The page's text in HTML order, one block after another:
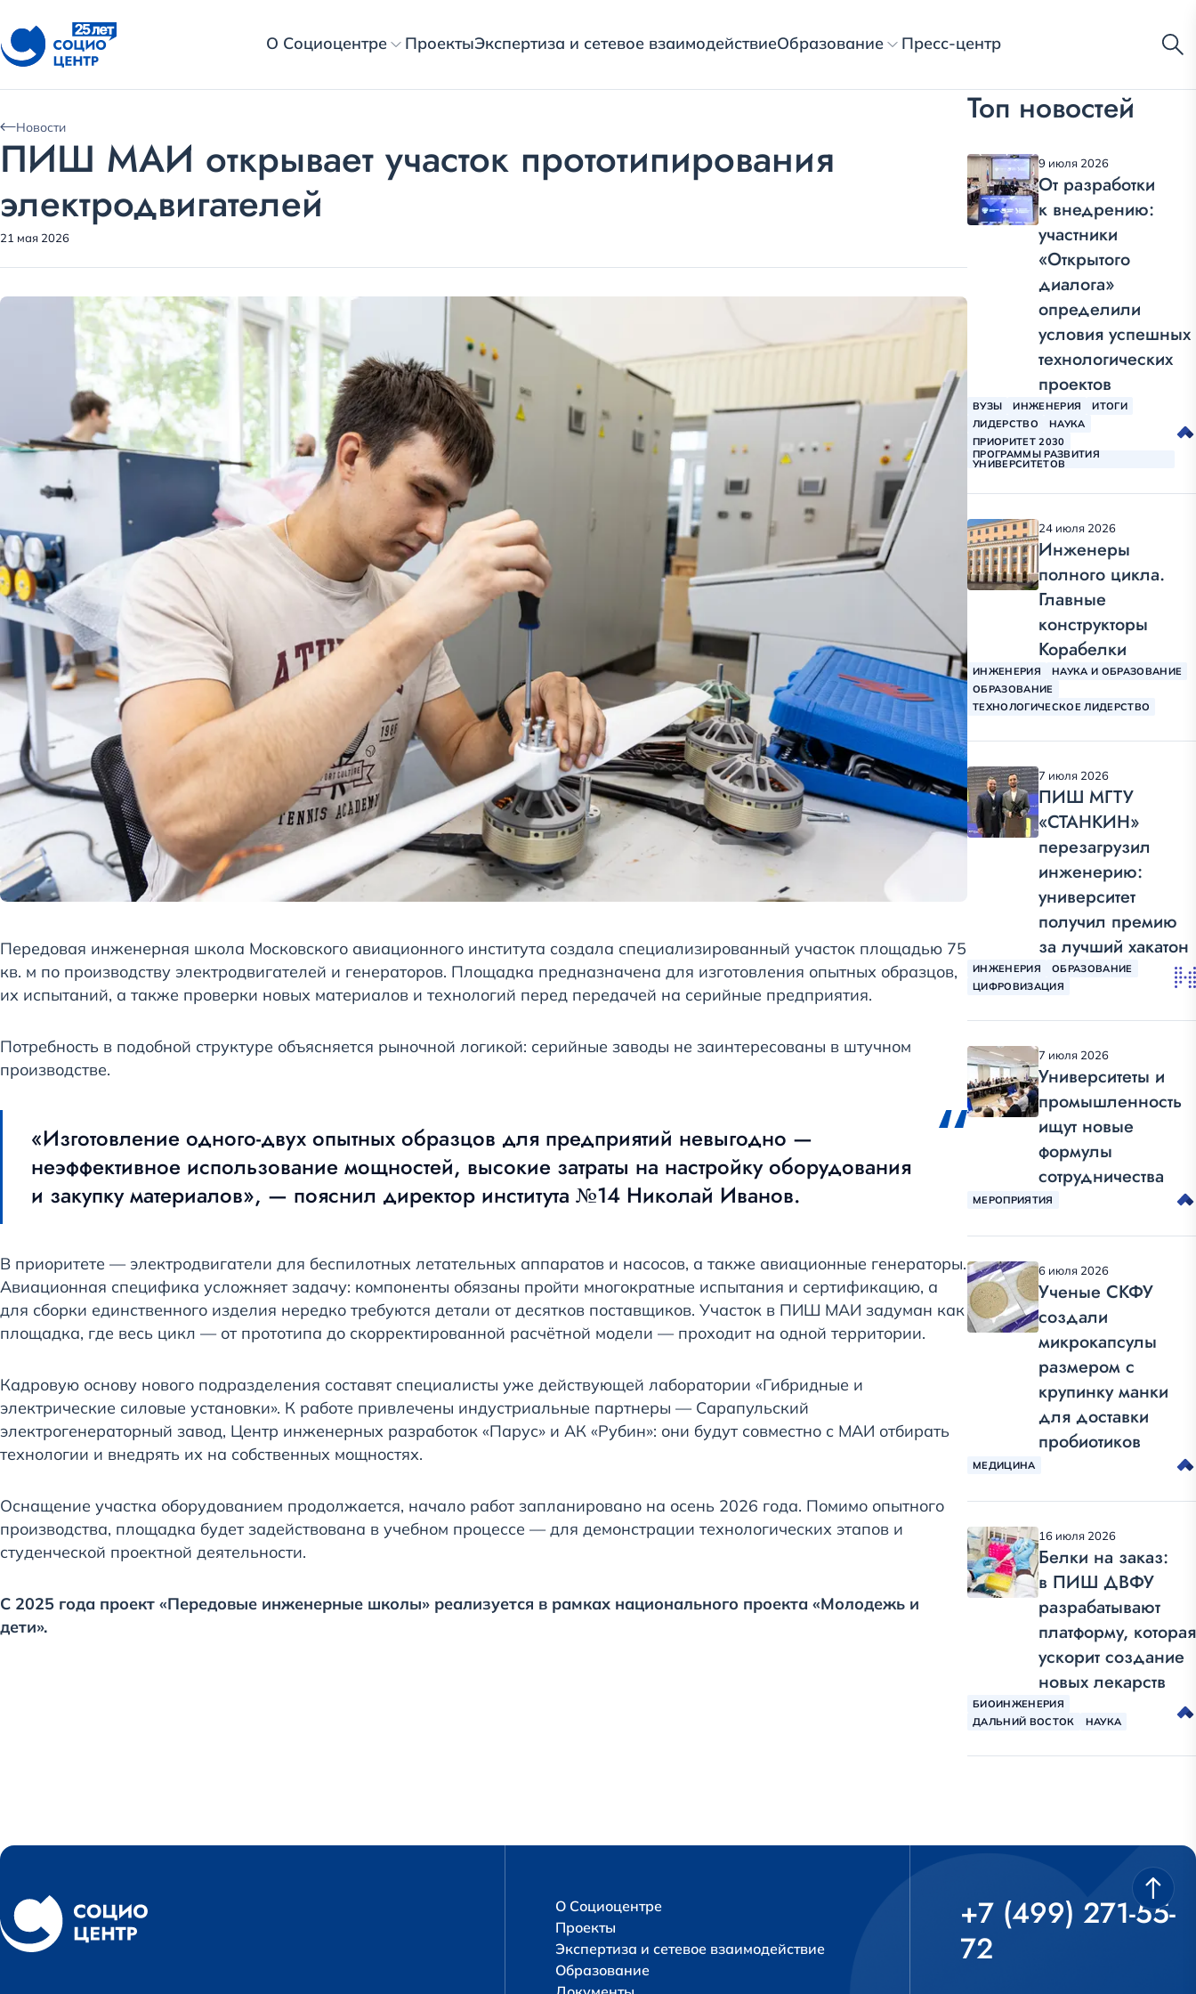
О Социоцентре ПроектыЭкспертиза и сетевое взаимодействиеОбразование Пресс-центр
Новости
ПИШ МАИ открывает участок прототипирования
электродвигателей
21 мая 2026
Передовая инженерная школа Московского авиационного института создала специализированный участок площадью 75
кв. м по производству электродвигателей и генераторов. Площадка предназначена для изготовления опытных образцов,
их испытаний, а также проверки новых материалов и технологий перед передачей на серийные предприятия.
Потребность в подобной структуре объясняется рыночной логикой: серийные заводы не заинтересованы в штучном
производстве.
«Изготовление одного-двух опытных образцов для предприятий невыгодно —
неэффективное использование мощностей, высокие затраты на настройку оборудования
и закупку материалов», — пояснил директор института №14 Николай Иванов.
В приоритете — электродвигатели для беспилотных летательных аппаратов и насосов, а также авиационные генераторы.
Авиационная специфика усложняет задачу: компоненты обязаны пройти многократные испытания и сертификацию, а
для сборки единственного изделия нередко требуются детали от десятков поставщиков. Участок в ПИШ МАИ задуман как
площадка, где весь цикл — от прототипа до скорректированной расчётной модели — проходит на одной территории.
Кадровую основу нового подразделения составят специалисты уже действующей лаборатории «Гибридные и
электрические силовые установки». К работе привлечены индустриальные партнеры — Сарапульский
электрогенераторный завод, Центр инженерных разработок «Парус» и АК «Рубин»: они будут совместно с МАИ отбирать
технологии и внедрять их на собственных мощностях.
Оснащение участка оборудованием продолжается, начало работ запланировано на осень 2026 года. Помимо опытного
производства, площадка будет задействована в учебном процессе — для демонстрации технологических этапов и
студенческой проектной деятельности.
С 2025 года проект «Передовые инженерные школы» реализуется в рамках национального проекта «Молодежь и
дети».
Топ новостей
9 июля 2026
От разработки
к внедрению:
участники
«Открытого
диалога»
определили
условия успешных
технологических
проектов
ВУЗЫ ИНЖЕНЕРИЯ
ИТОГИ
ЛИДЕРСТВО
НАУКА
ПРИОРИТЕТ 2030
ПРОГРАММЫ РАЗВИТИЯ
УНИВЕРСИТЕТОВ
24 июля 2026
Инженеры
полного цикла.
Главные
конструкторы
Корабелки
ИНЖЕНЕРИЯ
НАУКА И ОБРАЗОВАНИЕ
ОБРАЗОВАНИЕ
ТЕХНОЛОГИЧЕСКОЕ ЛИДЕРСТВО
7 июля 2026
ПИШ МГТУ
«СТАНКИН»
перезагрузил
инженерию:
университет
получил премию
за лучший хакатон
ИНЖЕНЕРИЯ
ОБРАЗОВАНИЕ
ЦИФРОВИЗАЦИЯ
7 июля 2026
Университеты и
промышленность
ищут новые
формулы
сотрудничества
МЕРОПРИЯТИЯ
6 июля 2026
Ученые СКФУ
создали
микрокапсулы
размером с
крупинку манки
для доставки
пробиотиков
МЕДИЦИНА
16 июля 2026
Белки на заказ:
в ПИШ ДВФУ
разрабатывают
платформу, которая
ускорит создание
новых лекарств
БИОИНЖЕНЕРИЯ
ДАЛЬНИЙ ВОСТОК
НАУКА
О Социоцентре
Проекты
Экспертиза и сетевое взаимодействие
Образование
+7 (499) 271-55-
72